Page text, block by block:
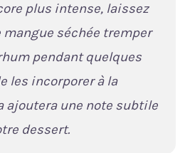
plus intense, laissez
mangue séchée tremper
pendant quelques
les incorporer à la
ajoutera une note subtile
dessert.